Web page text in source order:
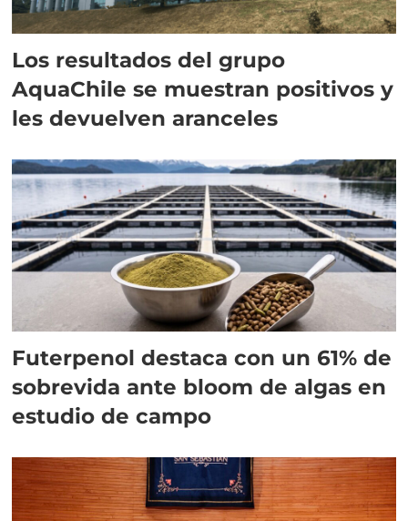
Los resultados del grupo
AquaChile se muestran positivos y
les devuelven aranceles
Futerpenol destaca con un 61% de
sobrevida ante bloom de algas en
estudio de campo